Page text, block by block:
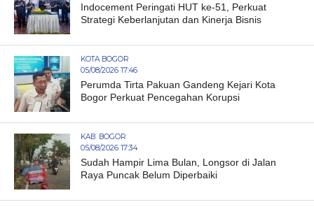
Indocement Peringati HUT ke-51, Perkuat
Strategi Keberlanjutan dan Kinerja Bisnis
KOTA BOGOR
05/08/2026 17:46
Perumda Tirta Pakuan Gandeng Kejari Kota
Bogor Perkuat Pencegahan Korupsi
KAB. BOGOR
05/08/2026 17:34
Sudah Hampir Lima Bulan, Longsor di Jalan
Raya Puncak Belum Diperbaiki